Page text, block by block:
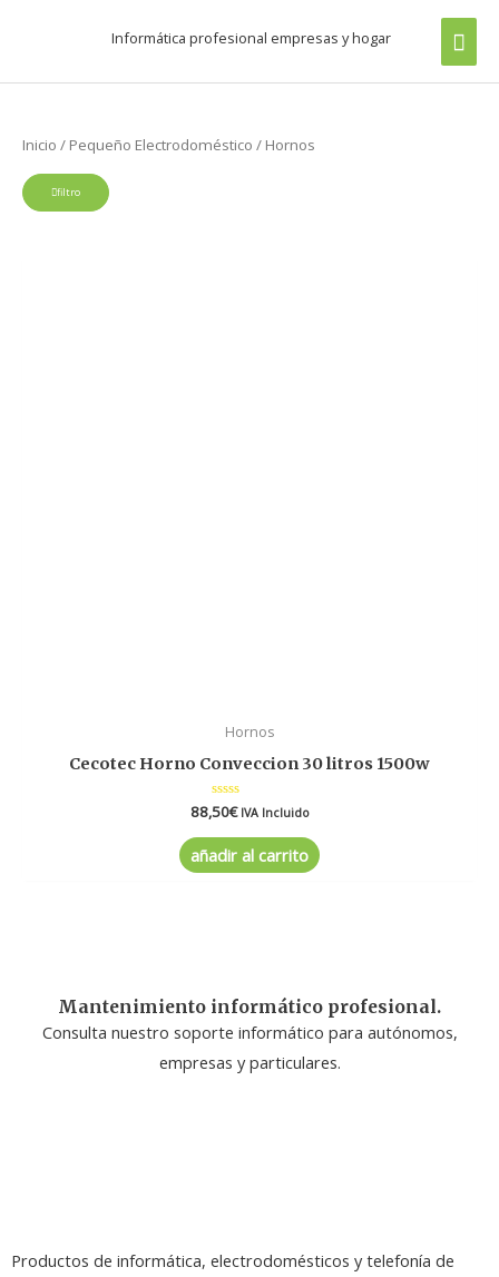
Informática profesional empresas y hogar
Inicio / Pequeño Electrodoméstico / Hornos
filtro
Hornos
Cecotec Horno Conveccion 30 litros 1500w
Valorado
en
0
de
5
88,50€ IVA Incluido
añadir al carrito
Mantenimiento informático profesional.
Consulta nuestro soporte informático para autónomos,
empresas y particulares.
Productos de informática, electrodomésticos y telefonía de